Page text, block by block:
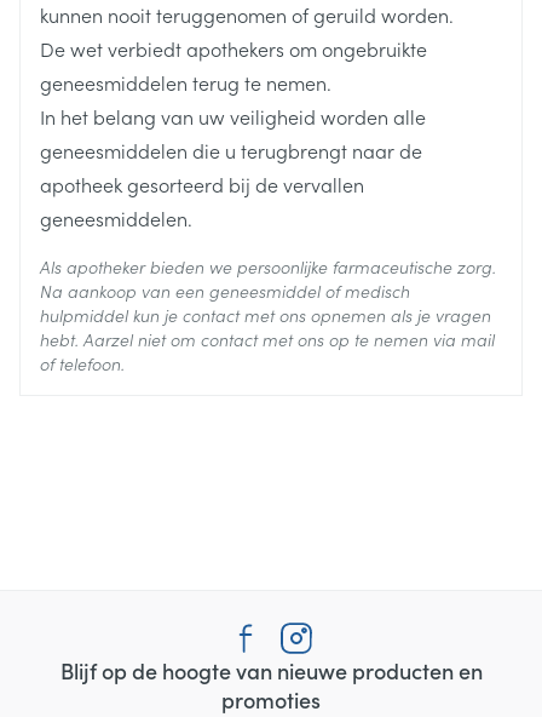
Behoud Kamertemperatuur (15°C - 25°C)
kunnen nooit teruggenomen of geruild worden.
De wet verbiedt apothekers om ongebruikte
geneesmiddelen terug te nemen.
In het belang van uw veiligheid worden alle
geneesmiddelen die u terugbrengt naar de
apotheek gesorteerd bij de vervallen
geneesmiddelen.
Als apotheker bieden we persoonlijke farmaceutische zorg.
Na aankoop van een geneesmiddel of medisch
hulpmiddel kun je contact met ons opnemen als je vragen
hebt. Aarzel niet om contact met ons op te nemen via mail
of telefoon.
Blijf op de hoogte van nieuwe producten en
promoties